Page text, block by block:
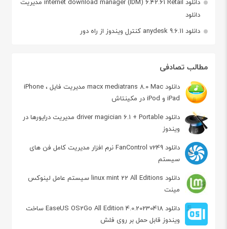
دانلود
دانلود anydesk 9.6.11 کنترل ویندوز از راه دور
مطالب تصادفی
دانلود macx mediatrans 8.0 Mac مدیریت فایل iPhone ،
iPad و iPod در مکینتاش
دانلود driver magician 6.1 + Portable مدیریت درایورها در
ویندوز
دانلود FanControl v249 نرم افزار مدیریت کامل فن های
سیستم
دانلود linux mint 22 All Editions سیستم عامل لینوکس
مینت
دانلود EaseUS OS2Go All Edition 4.0.20230418 ساخت
ویندوز قابل حمل بر روی فلش